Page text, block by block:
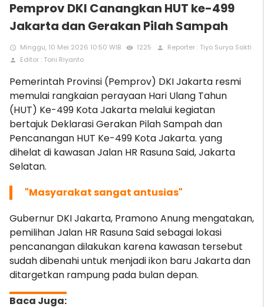
Pemprov DKI Canangkan HUT ke-499
Jakarta dan Gerakan Pilah Sampah
access_time Minggu, 10 Mei 2026 10:50 WIB remove_red_eye 1225 person Reporter : Tiyo Surya Sakti
person Editor : Toni Riyanto
Pemerintah Provinsi (Pemprov) DKI Jakarta resmi
memulai rangkaian perayaan Hari Ulang Tahun
(HUT) Ke-499 Kota Jakarta melalui kegiatan
bertajuk Deklarasi Gerakan Pilah Sampah dan
Pencanangan HUT Ke-499 Kota Jakarta. yang
dihelat di kawasan Jalan HR Rasuna Said, Jakarta
Selatan.
"Masyarakat sangat antusias"
Gubernur DKI Jakarta, Pramono Anung mengatakan,
pemilihan Jalan HR Rasuna Said sebagai lokasi
pencanangan dilakukan karena kawasan tersebut
sudah dibenahi untuk menjadi ikon baru Jakarta dan
ditargetkan rampung pada bulan depan.